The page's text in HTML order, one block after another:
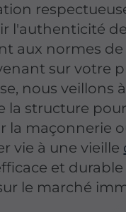
l'authenticité
aux normes de
sur votre
nous veillons
la structure
la maçonnerie
vie à une vieille
et
le marché